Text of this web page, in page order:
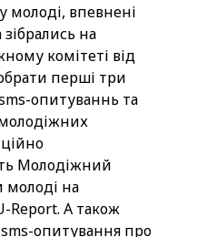
молоді, впевнені
зібрались на
комітеті від
перші три
опитуваннь та
Молодіжний
молоді на
Report. А також
опитування про